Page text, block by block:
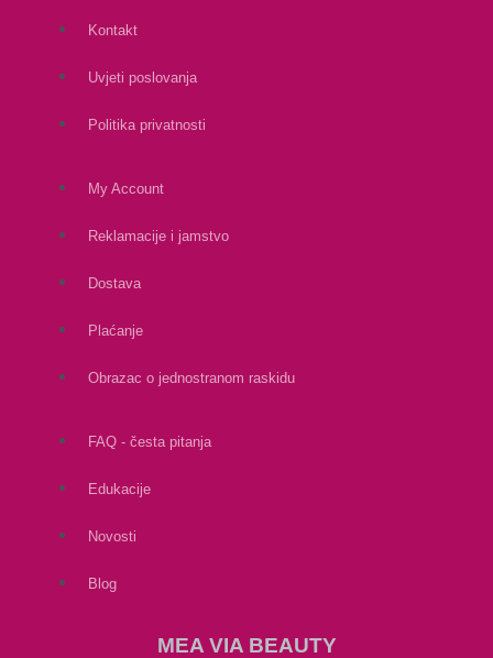
Kontakt
Uvjeti poslovanja
Politika privatnosti
My Account
Reklamacije i jamstvo
Dostava
Plaćanje
Obrazac o jednostranom raskidu
FAQ - česta pitanja
Edukacije
Novosti
Blog
MEA VIA BEAUTY